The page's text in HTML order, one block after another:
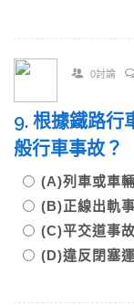
0討論
9. 根據鐵路行
般行車事故？
(A)列車或車
(B)正線出軌
(C)平交道事
(D)違反閉塞